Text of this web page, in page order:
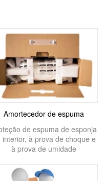
Amortecedor de espuma
de espuma de esponja
interior, à prova de choque e
à prova de umidade